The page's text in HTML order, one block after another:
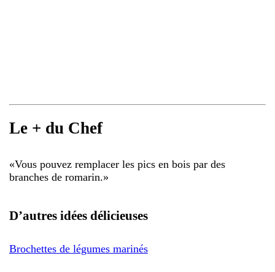
Le + du Chef
«Vous pouvez remplacer les pics en bois par des
branches de romarin.»
D’autres idées délicieuses
Brochettes de légumes marinés